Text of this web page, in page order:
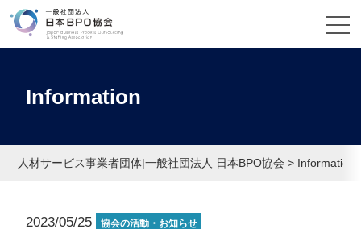
Information
人材サービス事業者団体|一般社団法人 日本BPO協会 > Information
2023/05/25 協会の活動・お知らせ